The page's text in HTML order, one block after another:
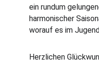
ein rundum
harmonischer
worauf es im
Herzlichen